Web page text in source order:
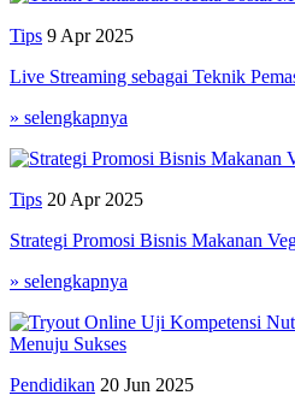
Tips 9 Apr 2025
Live Streaming sebagai Teknik
» selengkapnya
Tips 20 Apr 2025
Strategi Promosi Bisnis Makanan
» selengkapnya
Pendidikan 20 Jun 2025